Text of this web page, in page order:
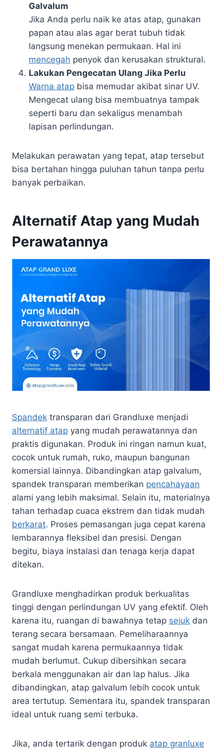
Galvalum
Jika Anda perlu naik ke atas atap, gunakan
papan atau alas agar berat tubuh tidak
langsung menekan permukaan. Hal ini
mencegah penyok dan kerusakan struktural.
Lakukan Pengecatan Ulang Jika Perlu
Warna atap bisa memudar akibat sinar UV.
Mengecat ulang bisa membuatnya tampak
seperti baru dan sekaligus menambah
lapisan perlindungan.
Melakukan perawatan yang tepat, atap tersebut
bisa bertahan hingga puluhan tahun tanpa perlu
banyak perbaikan.
Alternatif Atap yang Mudah
Perawatannya
Spandek transparan dari Grandluxe menjadi
alternatif atap yang mudah perawatannya dan
praktis digunakan. Produk ini ringan namun kuat,
cocok untuk rumah, ruko, maupun bangunan
komersial lainnya. Dibandingkan atap galvalum,
spandek transparan memberikan pencahayaan
alami yang lebih maksimal. Selain itu, materialnya
tahan terhadap cuaca ekstrem dan tidak mudah
berkarat. Proses pemasangan juga cepat karena
lembarannya fleksibel dan presisi. Dengan
begitu, biaya instalasi dan tenaga kerja dapat
ditekan.
Grandluxe menghadirkan produk berkualitas
tinggi dengan perlindungan UV yang efektif. Oleh
karena itu, ruangan di bawahnya tetap sejuk dan
terang secara bersamaan. Pemeliharaannya
sangat mudah karena permukaannya tidak
mudah berlumut. Cukup dibersihkan secara
berkala menggunakan air dan lap halus. Jika
dibandingkan, atap galvalum lebih cocok untuk
area tertutup. Sementara itu, spandek transparan
ideal untuk ruang semi terbuka.
Jika, anda tertarik dengan produk atap granluxe